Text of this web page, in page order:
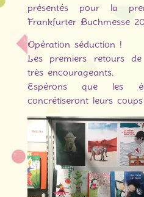
présentés pour la
Frankfurter Buchmesse
Opération séduction !
Les premiers retours
très encourageants.
Espérons que les
concrétiseront leurs